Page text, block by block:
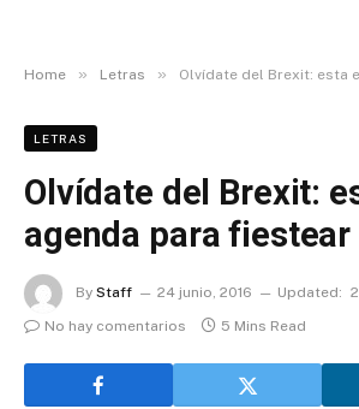
Home » Letras » Olvídate del Brexit: esta es la
LETRAS
Olvídate del Brexit:
agenda para
By Staff 24 junio, 2016 Updated:
No hay comentarios
5 Mins Read